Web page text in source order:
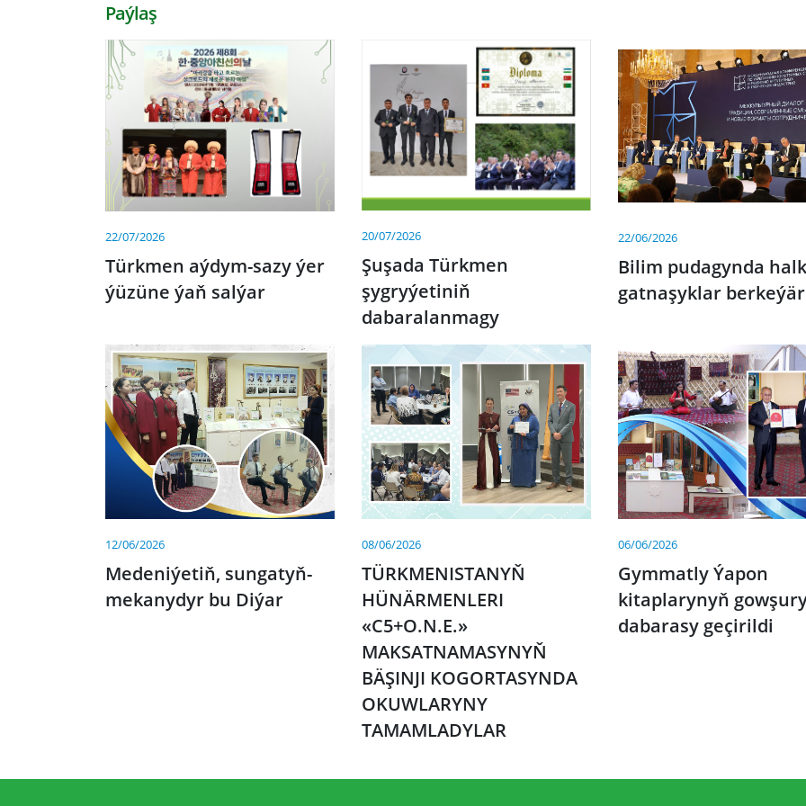
Paýlaş
22/07/2026
Türkmen aýdym-sazy ýer
ýüzüne ýaň salýar
20/07/2026
Şuşada Türkmen
şygryýetiniň
dabaralanmagy
22/06/2026
Bilim pudagynda
gatnaşyklar berkeýär
12/06/2026
Medeniýetiň, sungatyň-
mekanydyr bu Diýar
08/06/2026
TÜRKMENISTANYŇ
HÜNÄRMENLERI
«C5+O.N.E.»
MAKSATNAMASYNYŇ
BÄŞINJI KOGORTASYNDA
OKUWLARYNY
TAMAMLADYLAR
06/06/2026
Gymmatly Ýapon
kitaplarynyň
dabarasy geçirildi